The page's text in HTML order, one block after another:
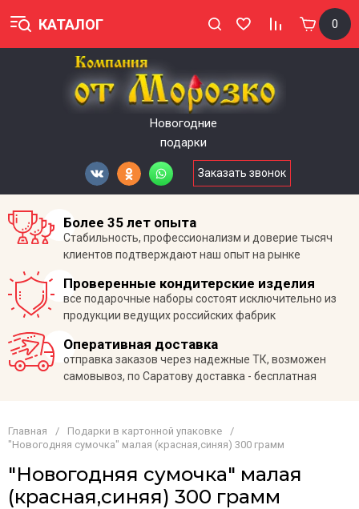
КАТАЛОГ 0
Новогодние
подарки
Заказать звонок
Более 35 лет опыта
Стабильность, профессионализм и доверие тысяч
клиентов подтверждают наш опыт на рынке
Проверенные кондитерские изделия
все подарочные наборы состоят исключительно из
продукции ведущих российских фабрик
Оперативная доставка
отправка заказов через надежные ТК, возможен
самовывоз, по Саратову доставка - бесплатная
Главная / Подарки в картонной упаковке
/
"Новогодняя сумочка" малая (красная,синяя) 300 грамм
"Новогодняя сумочка" малая
(красная,синяя) 300 грамм